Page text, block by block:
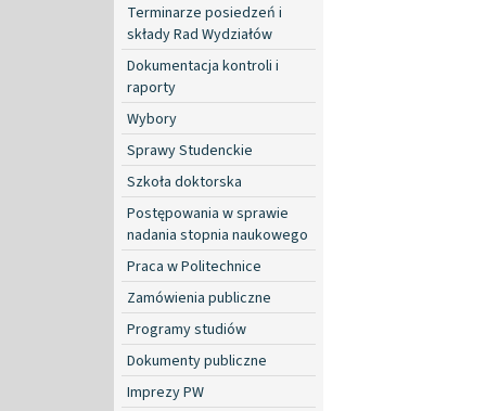
Terminarze posiedzeń i
składy Rad Wydziałów
Dokumentacja kontroli i
raporty
Wybory
Sprawy Studenckie
Szkoła doktorska
Postępowania w sprawie
nadania stopnia naukowego
Praca w Politechnice
Zamówienia publiczne
Programy studiów
Dokumenty publiczne
Imprezy PW